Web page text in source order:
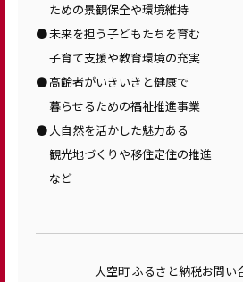
ための景観保全や環境維持
未来を担う子どもたちを育む
子育て支援や教育環境の充実
高齢者がいきいきと健康で
暮らせるための福祉推進事業
大自然を活かした魅力ある
観光地づくりや移住定住の推進
など
大空町 ふるさと納税お問い